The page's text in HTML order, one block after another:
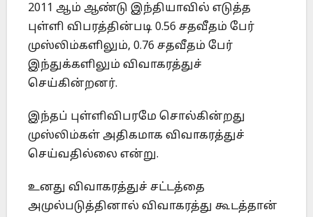
2011 ஆம் ஆண்டு இந்தியாவில் எடுத்த
புள்ளி விபரத்தின்படி 0.56 சதவீதம் பேர்
முஸ்லிம்களிலும், 0.76 சதவீதம் பேர்
இந்துக்களிலும் விவாகரத்துச்
செய்கின்றனர்.
இந்தப் புள்ளிவிபரமே சொல்கின்றது
முஸ்லிம்கள் அதிகமாக விவாகரத்துச்
செய்வதில்லை என்று.
உனது விவாகரத்துச் சட்டத்தை
அமுல்படுத்தினால் விவாகரத்து கூடத்தான்